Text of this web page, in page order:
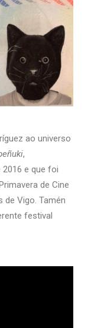
ao universo
,
e que foi
de Cine
de Vigo. Tamén
festival